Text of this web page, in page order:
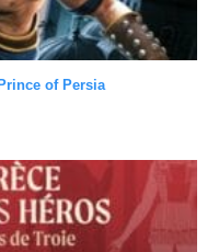
of Persia